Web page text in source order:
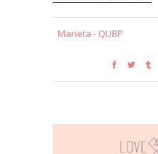
Marieta - QUBP